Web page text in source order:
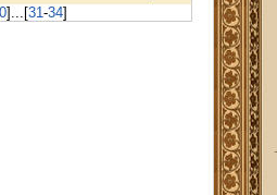
] ... [31-34]